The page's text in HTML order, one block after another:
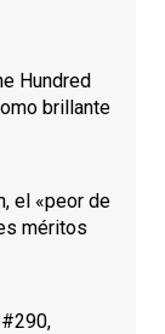
Hundred
brillante
el «peor de
méritos